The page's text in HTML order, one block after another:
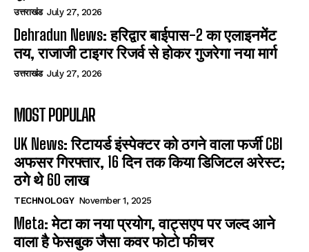
उत्तराखंड July 27, 2026
Dehradun News: हरिद्वार बाईपास-2 का एलाइनमेंट
तय, राजाजी टाइगर रिजर्व से होकर गुजरेगा नया मार्ग
उत्तराखंड July 27, 2026
MOST POPULAR
UK News: रिटायर्ड इंस्पेक्टर को ठगने वाला फर्जी CBI
अफसर गिरफ्तार, 16 दिन तक किया डिजिटल अरेस्ट;
ठगे थे 60 लाख
TECHNOLOGY November 1, 2025
Meta: मेटा का नया प्रयोग, वाट्सएप पर जल्द आने
वाला है फेसबुक जैसा कवर फोटो फीचर